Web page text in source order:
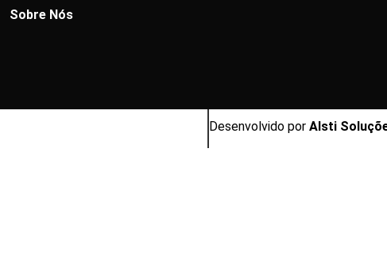
Sobre Nós
Desenvolvido por Alsti